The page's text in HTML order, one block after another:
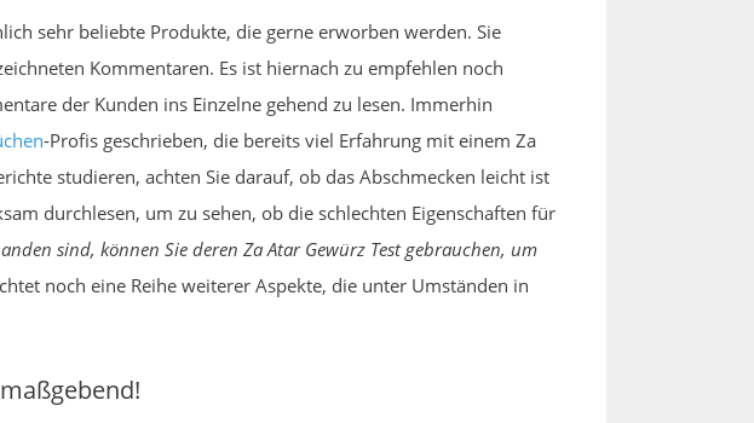
sehr beliebte Produkte, die gerne erworben werden. Sie
Kommentaren. Es ist hiernach zu empfehlen noch
der Kunden ins Einzelne gehend zu lesen. Immerhin
-Profis geschrieben, die bereits viel Erfahrung mit einem Za
studieren, achten Sie darauf, ob das Abschmecken leicht ist
durchlesen, um zu sehen, ob die schlechten Eigenschaften für
sind, können Sie deren Za Atar Gewürz Test gebrauchen, um
noch eine Reihe weiterer Aspekte, die unter Umständen in